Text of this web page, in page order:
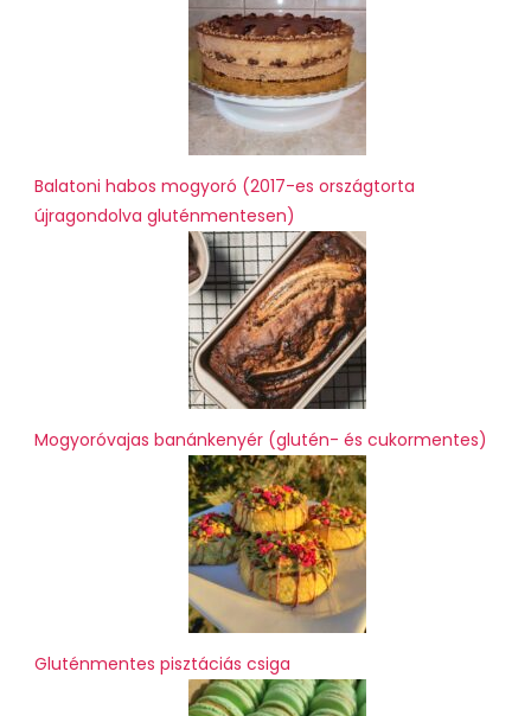
Balatoni habos mogyoró (2017-es országtorta
újragondolva gluténmentesen)
Mogyoróvajas banánkenyér (glutén- és cukormentes)
Gluténmentes pisztáciás csiga